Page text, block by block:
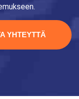
YHTEYTTÄ